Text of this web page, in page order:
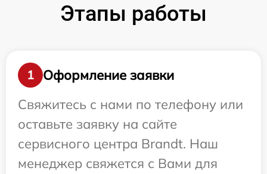
Этапы работы
1
Оформление заявки
Свяжитесь с нами по телефону или
оставьте заявку на сайте
сервисного центра Brandt. Наш
менеджер свяжется с Вами для